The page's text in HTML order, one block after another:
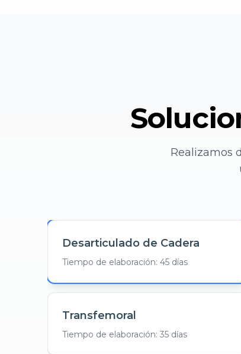
Realizamos
Desarticulado de Cadera
Tiempo de elaboración: 45 días
Transfemoral
Tiempo de elaboración: 35 días